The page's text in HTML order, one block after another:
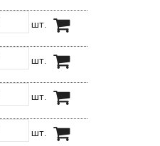
шт.
шт.
шт.
шт.